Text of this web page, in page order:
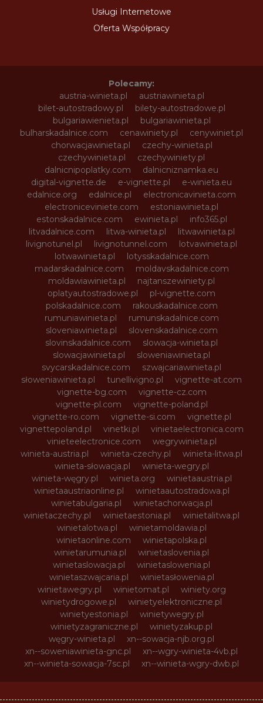
Usługi Internetowe
Oferta Współpracy
Polecamy:
austria-winieta.pl
austriawinieta.pl
bilet-autostradowy.pl
bilety-autostradowe.pl
bulgariawienieta.pl
bulgariawinieta.pl
bulharskadalnice.com
cenawiniety.pl
cenywiniet.pl
chorwacjawinieta.pl
czechy-winieta.pl
czechywinieta.pl
czechywiniety.pl
dalnicnipoplatky.com
dalnicniznamka.eu
digital-vignette.de
e-vignette.pl
e-winieta.eu
edalnice.org
edalnice.pl
electronicavinieta.com
electroniceviniete.com
estoniawinieta.pl
estonskadalnice.com
ewinieta.pl
info365.pl
litvadalnice.com
litwa-winieta.pl
litwawinieta.pl
livignotunel.pl
livignotunnel.com
lotvawinieta.pl
lotwawinieta.pl
lotysskadalnice.com
madarskadalnice.com
moldavskadalnice.com
moldawiawinieta.pl
najtanszewiniety.pl
oplatyautostradowe.pl
pl-vignette.com
polskadalnice.com
rakouskadalnice.com
rumuniawinieta.pl
rumunskadalnice.com
sloveniawinieta.pl
slovenskadalnice.com
slovinskadalnice.com
slowacja-winieta.pl
slowacjawinieta.pl
sloweniawinieta.pl
svycarskadalnice.com
szwajcariawinieta.pl
słoweniawinieta.pl
tunellivigno.pl
vignette-at.com
vignette-bg.com
vignette-cz.com
vignette-pl.com
vignette-poland.pl
vignette-ro.com
vignette-si.com
vignette.pl
vignettepoland.pl
vinetki.pl
vinietaelectronica.com
vinieteelectronice.com
wegrywinieta.pl
winieta-austria.pl
winieta-czechy.pl
winieta-litwa.pl
winieta-słowacja.pl
winieta-wegry.pl
winieta-węgry.pl
winieta.org
winietaaustria.pl
winietaaustriaonline.pl
winietaautostradowa.pl
winietabulgaria.pl
winietachorwacja.pl
winietaczechy.pl
winietaestonia.pl
winietalitwa.pl
winietalotwa.pl
winietamoldawia.pl
winietaonline.com
winietapolska.pl
winietarumunia.pl
winietaslovenia.pl
winietaslowacja.pl
winietaslowenia.pl
winietaszwajcaria.pl
winietasłowenia.pl
winietawegry.pl
winietomat.pl
winiety.org
winietydrogowe.pl
winietyelektroniczne.pl
winietyestonia.pl
winietywegry.pl
winietyzagraniczne.pl
winietyzakup.pl
węgry-winieta.pl
xn--sowacja-njb.org.pl
xn--soweniawinieta-gnc.pl
xn--wgry-winieta-4vb.pl
xn--winieta-sowacja-7sc.pl
xn--winieta-wgry-dwb.pl